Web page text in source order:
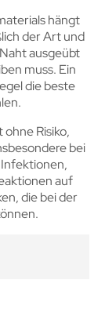
hängt
der Art und
ausgeübt
muss. Ein
die beste
Risiko,
bei
auf
die bei der